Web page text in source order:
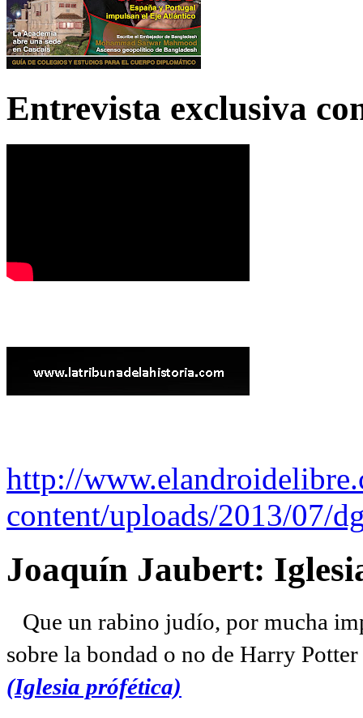
Entrevista exclusiva
http://
content/uploads/2013/07/
Joaquín Jaubert:
Que un rabino judío, por mucha
sobre la bondad o no de Harry
(Iglesia prófética)